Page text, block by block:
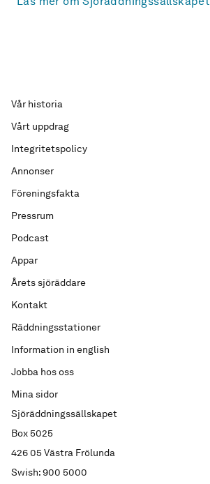
Sjöräddningssällskapet
Box 5025
426 05 Västra Frölunda
Swish: 900 5000
Vår historia
Vårt uppdrag
Integritetspolicy
Annonser
Föreningsfakta
Pressrum
Podcast
Appar
Årets sjöräddare
Kontakt
Räddningsstationer
Information in english
Jobba hos oss
Mina sidor